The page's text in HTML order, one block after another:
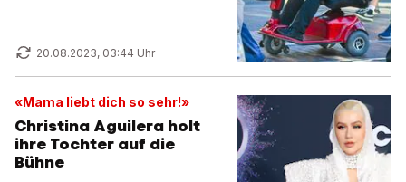
20.08.2023, 03:44 Uhr
«Mama liebt dich so sehr!»
Christina Aguilera holt
ihre Tochter auf die
Bühne